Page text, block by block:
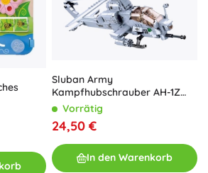
Sluban Army
Kampfhubschrauber AH-1Z
Viper – Bausatz mit 482 Teilen
Vorrätig
24,50 €
In den Warenkorb